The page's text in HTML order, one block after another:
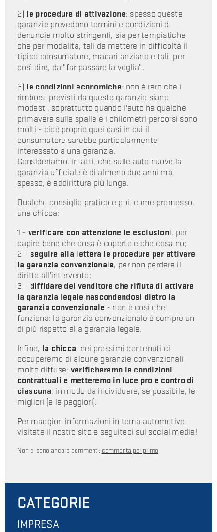
2) le procedure di attivazione: spesso queste
garanzie prevedono termini e condizioni di
denuncia molto stringenti, sia per tempistiche
che per modalità, tali da mettere in difficoltà il
tipico consumatore, magari anziano e tali, per
così dire, da "far passare la voglia".
3) le condizioni economiche: non è raro che i
rimborsi previsti da queste garanzie siano
modesti, soprattutto quando l'auto ha qualche
primavera sulle spalle e i chilometri percorsi sono
molti - cioè proprio quei casi in cui il
consumatore sarebbe particolarmente
interessato a una garanzia.
Consideriamo, infatti, che sulle auto nuove la
garanzia ufficiale è di almeno due anni ma,
spesso, è addirittura più lunga.
Qualche consiglio pratico e poi, come promesso,
una chicca:
1 - verificare con attenzione le esclusioni, per
capire bene che cosa è coperto e che cosa no;
2 - seguire alla lettera le procedure per attivare
la garanzia convenzionale, per non perdere il
diritto all'intervento;
3 - diffidare del venditore che rifiuta di attivare
la garanzia legale nascondendosi dietro la
garanzia convenzionale - non è così che
funziona: la garanzia convenzionale è sempre un
di più rispetto alla garanzia legale.
Infine, la chicca: nei prossimi contenuti ci
occuperemo di alcune garanzie convenzionali
molto diffuse: verificheremo le condizioni
contrattuali e metteremo in luce pro e contro di
ciascuna, in modo da individuare, se possibile, le
migliori (e le peggiori).
Per maggiori informazioni in tema automotive,
visitate il nostro sito e seguiteci sui social media!
Non ci sono ancora commenti: commenta per primo
CATEGORIE
IMPRESA